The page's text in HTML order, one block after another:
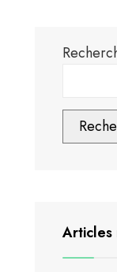
Articles